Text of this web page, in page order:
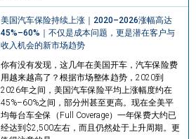
美国汽车保险持续上涨｜2020–2026涨幅高达
45%–60%｜不仅是成本问题，更是潜在客户与
收入机会的新市场趋势
你有没有发现，这几年在美国开车，汽车保险费
用越来越高了？根据市场整体趋势，2020到
2026年之间，美国汽车保险平均上涨幅度约在
45%–60%之间，部分州甚至更高。现在全美平
均每台车全保（Full Coverage）一年保费大约已
经达到$2,500左右，而且仍然处于上升周期。更